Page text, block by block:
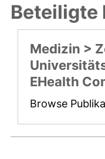
Beteiligte
Medizin >
EHealth
Browse